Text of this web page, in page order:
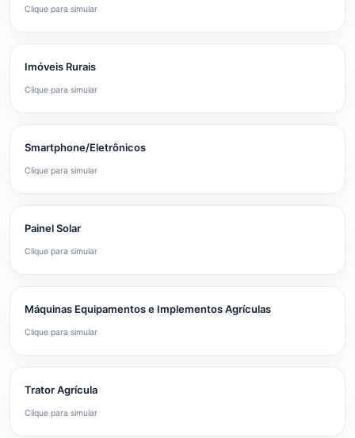
Clique para simular
Imóveis Rurais
Clique para simular
Smartphone/Eletrônicos
Clique para simular
Painel Solar
Clique para simular
Máquinas Equipamentos e Implementos Agrículas
Clique para simular
Trator Agrícula
Clique para simular